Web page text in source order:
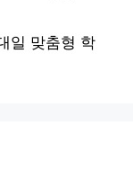
일 맞춤형 학